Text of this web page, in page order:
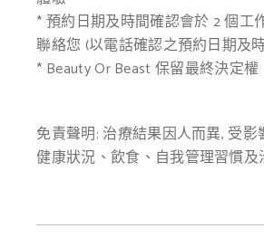
* 預約日期及時間確認會於 2 個工
聯絡您 (以電話確認之預約日期及
* Beauty Or Beast 保留最終決定權
免責聲明: 治療結果因人而異, 受
健康狀況、飲食、自我管理習慣及